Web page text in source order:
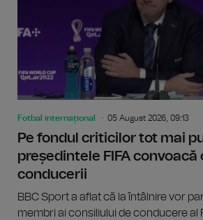
Fotbal internațional 05 August 2026, 09:13
Pe fondul criticilor tot mai
președintele FIFA convoacă
conducerii
BBC Sport a aflat că la întâlnire vor
membri ai consiliului de conducere al